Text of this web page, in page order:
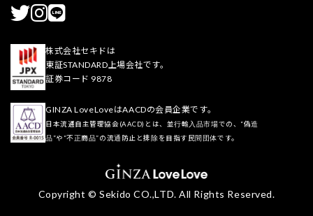
株式会社セキドは
東証STANDARD上場会社です。
証券コード 9878
GINZA LoveLoveはAACDの会員企業です。
日本流通自主管理協会(AACD)とは、並行輸入品市場での、“偽造
品”や“不正商品”の流通防止と排除を目指す民間団体です。
Copyright © Sekido CO.,LTD. All Rights Reserved.